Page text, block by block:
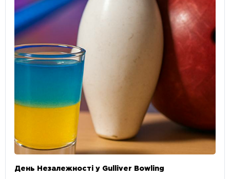
День Незалежності у Gulliver Bowling